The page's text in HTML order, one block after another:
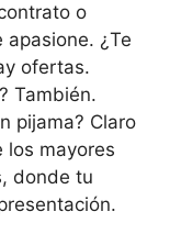
o
¿Te
ofertas.
También.
pijama? Claro
los mayores
donde tu